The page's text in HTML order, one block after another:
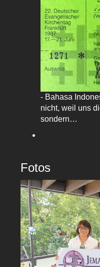
- Bahasa
nicht, weil uns
sondern…
Fotos